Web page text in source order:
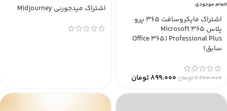
اتمام موجودی
اشتراک مایکروسافت 365 پرو
پلاس Microsoft 365
Professional Plus (Office 365
سابق)
7.200.000تومان 899.000تومان
اشتراک میدجورنی Midjourney